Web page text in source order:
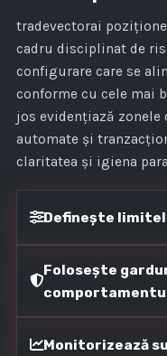
tradevectorai
cadru disciplinat de
configurare care se
conforme cu cele mai
jos evidențiază
automate și
claritatea și igiena
Definește
Folosește
Monitorizează